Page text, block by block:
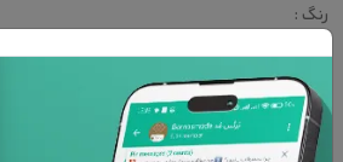
رنگ :
سایز :